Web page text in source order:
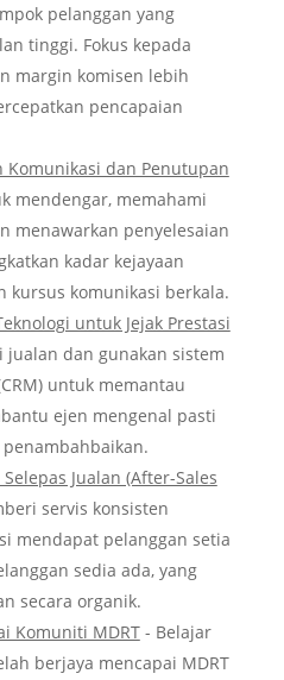
pelanggan yang
tinggi. Fokus kepada
margin komisen lebih
pencapaian
Komunikasi dan Penutupan
mendengar, memahami
menawarkan penyelesaian
kadar kejayaan
kursus komunikasi berkala.
untuk Jejak Prestasi
jualan dan gunakan sistem
untuk memantau
ejen mengenal pasti
Jualan (After-Sales
servis konsisten
mendapat pelanggan setia
sedia ada, yang
secara organik.
Komuniti MDRT- Belajar
berjaya mencapai MDRT